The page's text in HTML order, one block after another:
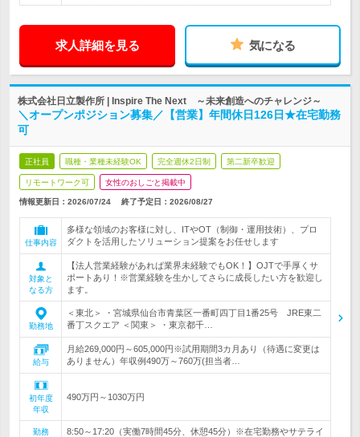
求人詳細を見る 気になる
株式会社日立製作所 | Inspire The Next ～未来創造へのチャレンジ～
＼オープンポジション募集／【営業】年間休日126日★在宅勤務
可
正社員 職種・業種未経験OK 完全週休2日制 第二新卒歓迎
リモートワーク可 女性のおしごと掲載中
情報更新日：2026/07/24 終了予定日： 2026/08/27
仕事内容
多様な領域のお客様に対し、ITやOT（制御・運用技術）、プロ
ダクトを活用したソリューション提案をお任せします
対象と
なる方
【法人営業経験があれば業界未経験でもOK！】OJTで手厚くサ
ポートあり！※営業経験を生かしてさらに成長したい方を歓迎し
ます。
勤務地
＜東北＞ ・宮城県仙台市青葉区一番町四丁目1番25号 JRE東二
番丁スクエア ＜関東＞ ・東京都千…
給与
月給269,000円～605,000円※試用期間3カ月あり（待遇に変更は
ありません）年収例490万～760万(担当者…
初年度
年収
490万円～1030万円
勤務
8:50～17:20（実働7時間45分、休憩45分）※在宅勤務やサテライ